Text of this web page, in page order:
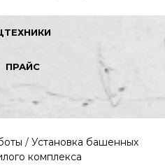
ПРАЙС
/ Установка башенных
комплекса